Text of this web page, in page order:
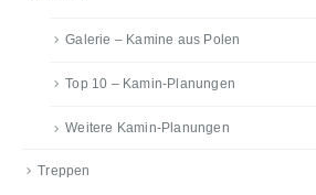
Galerie – Kamine aus Polen
Top 10 – Kamin-Planungen
Weitere Kamin-Planungen
Treppen